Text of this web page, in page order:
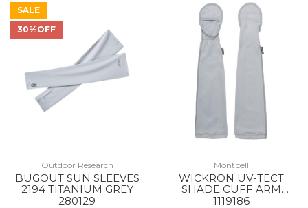
SALE
30%OFF
Outdoor Research
BUGOUT SUN SLEEVES
2194 TITANIUM GREY
280129
Montbell
WICKRON UV-TECT
SHADE CUFF ARM
COVERS WS LGY
1119186